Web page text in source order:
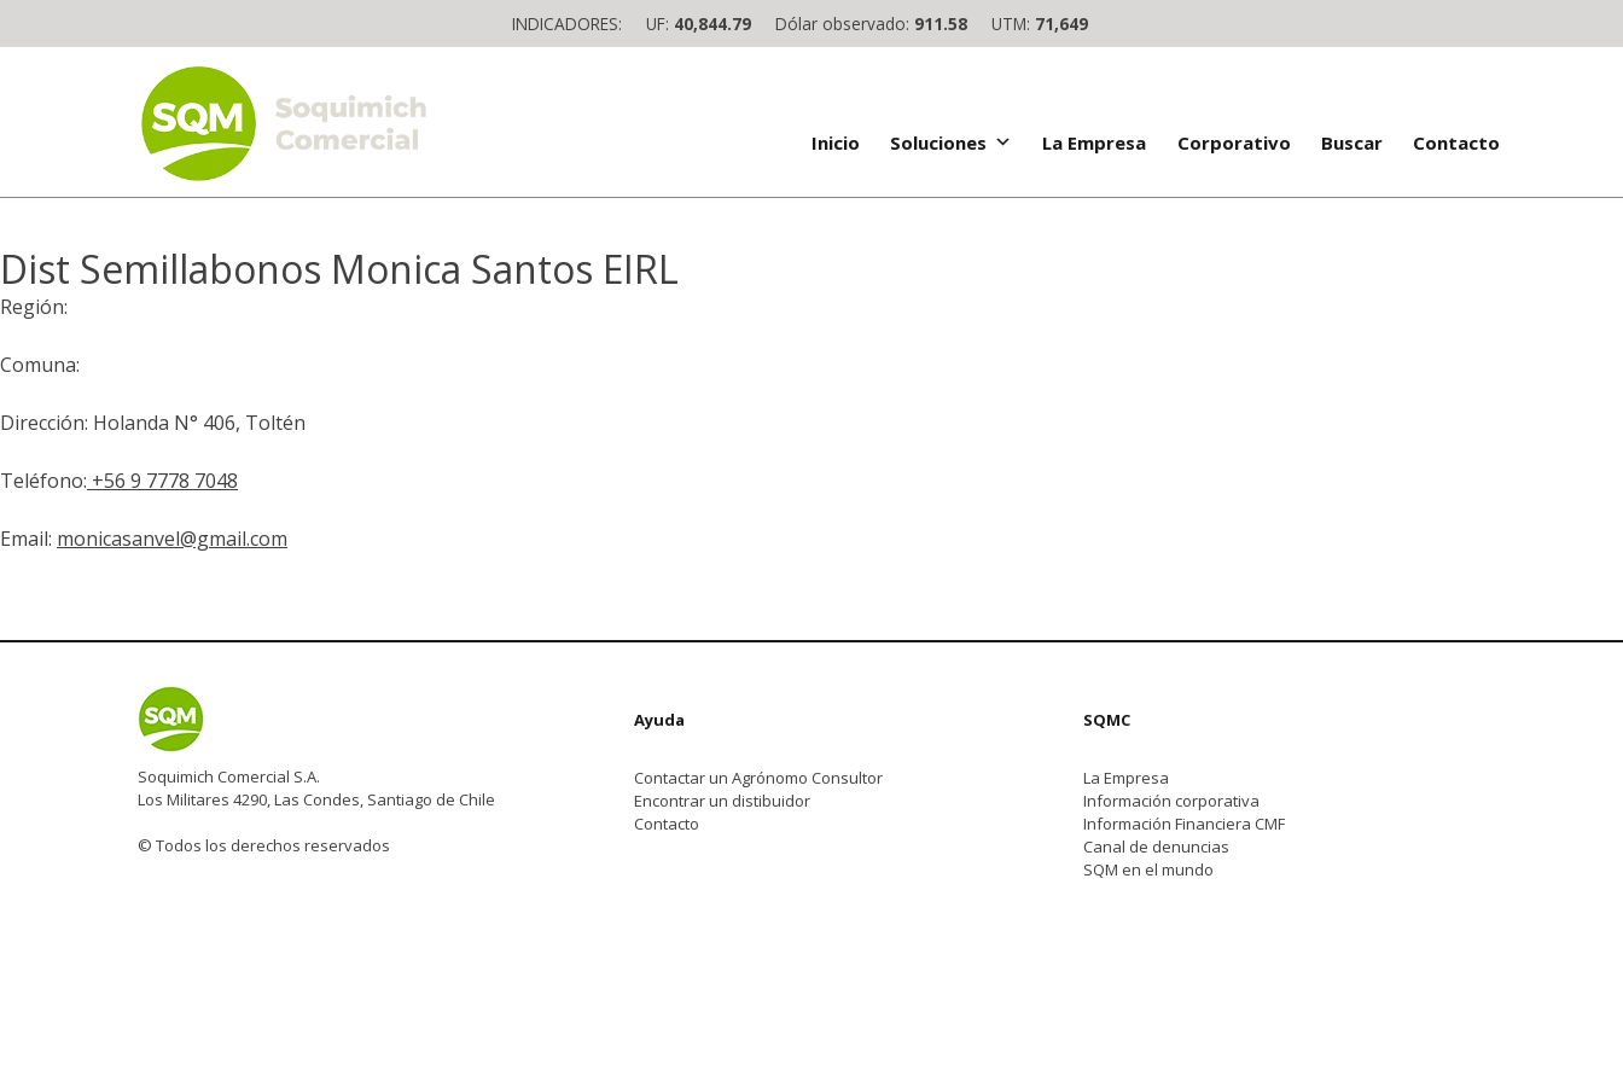
to
INDICADORES: UF: 40,844.79 Dólar observado: 911.58 UTM: 71,649
The worldwide business formula
Inicio Soluciones La Empresa Corporativo Buscar Contacto
Dist Semillabonos Monica Santos EIRL
Región:
Comuna:
Dirección: Holanda N° 406, Toltén
Teléfono: +56 9 7778 7048
Email: monicasanvel@gmail.com
Soquimich Comercial S.A.
Los Militares 4290, Las Condes, Santiago de Chile
© Todos los derechos reservados
Ayuda
Contactar un Agrónomo Consultor
Encontrar un distibuidor
Contacto
SQMC
La Empresa
Información corporativa
Información Financiera CMF
Canal de denuncias
SQM en el mundo